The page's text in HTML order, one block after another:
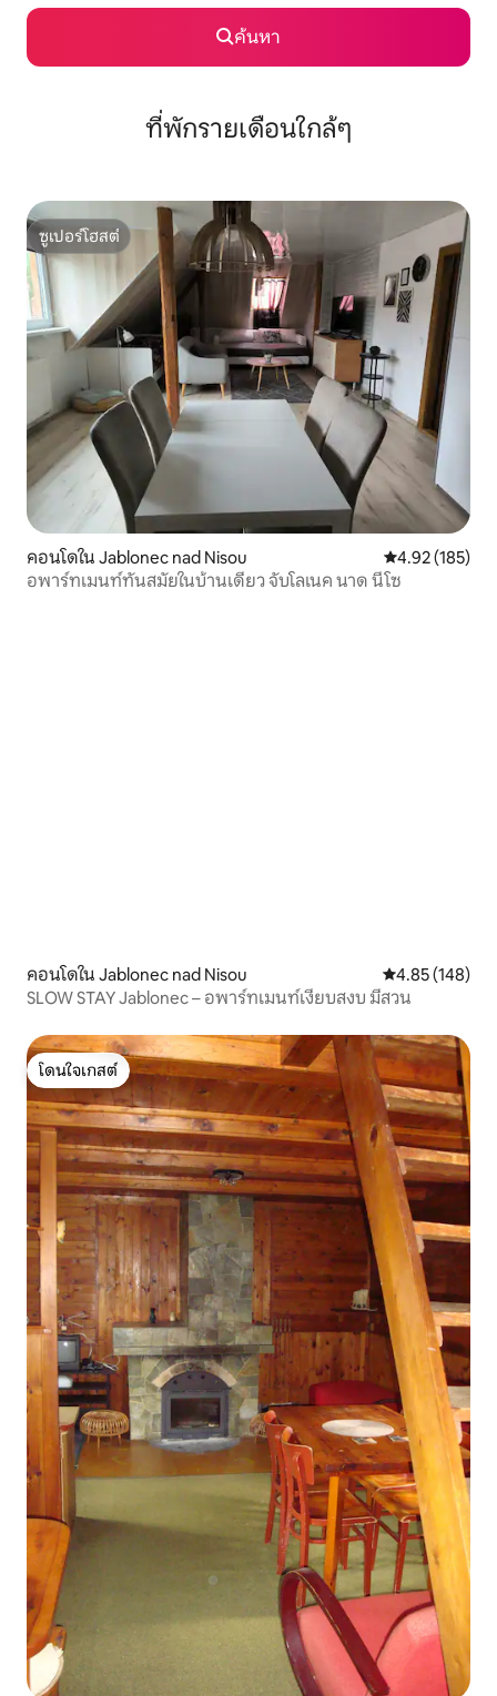
ค้นหา
ที่พักรายเดือนใกล้ๆ
ซูเปอร์โฮสต์
ซูเปอร์โฮสต์
คอนโดใน Jablonec nad Nisou คะแนนเฉลี่ย
4.92 (185)
อพาร์ทเมนท์ทันสมัยในบ้านเดี่ยว จับโลเนค นาด นีโซ
คอนโดใน Jablonec nad Nisou คะแนนเฉลี่ย
4.85 (148)
SLOW STAY Jablonec – อพาร์ทเมนท์เงียบสงบ มีสวน
โดนใจเกสต์
โดนใจเกสต์